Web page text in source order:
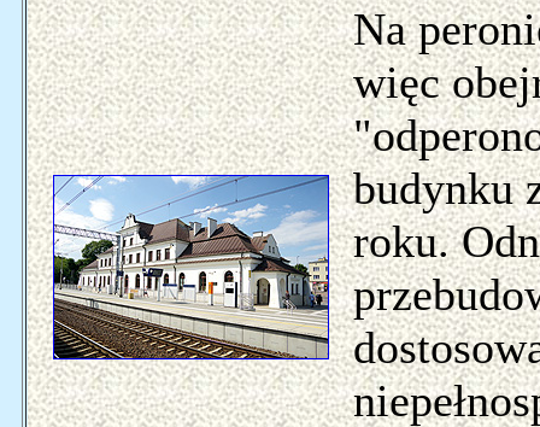
Na
więc
budynku
roku.